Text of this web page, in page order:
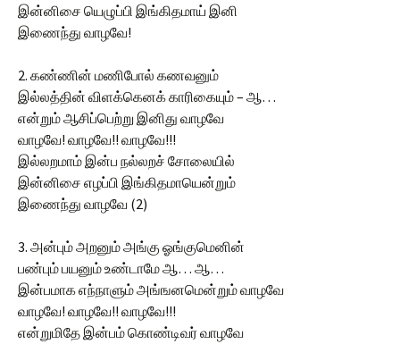
இன்னிசை யெழுப்பி இங்கிதமாய் இனி
இணைந்து வாழவே!
2. கண்ணின் மணிபோல் கணவனும்
இல்லத்தின் விளக்கெனக் காரிகையும் – ஆ…
என்றும் ஆசிப்பெற்று இனிது வாழவே
வாழவே! வாழவே!! வாழவே!!!
இல்லறமாம் இன்ப நல்லறச் சோலையில்
இன்னிசை எழப்பி இங்கிதமாயென்றும்
இணைந்து வாழவே (2)
3. அன்பும் அறனும் அங்கு ஓங்குமெனின்
பண்பும் பயனும் உண்டாமே ஆ… ஆ…
இன்பமாக எந்நாளும் அங்ஙனமென்றும் வாழவே
வாழவே! வாழவே!! வாழவே!!!
என்றுமிதே இன்பம் கொண்டிவர் வாழவே